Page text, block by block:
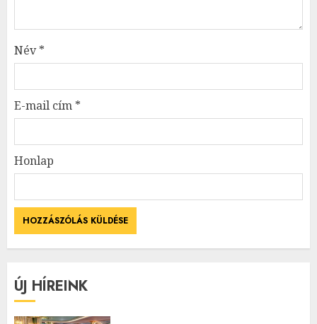
Név*
E-mail cím *
Honlap
ÚJ HÍREINK